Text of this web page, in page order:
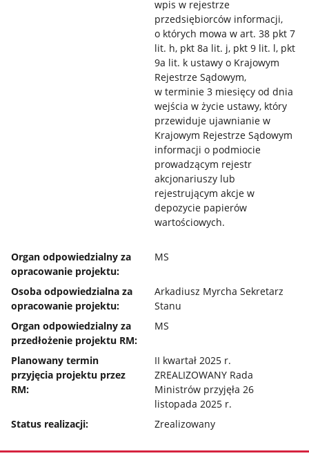
wpis w rejestrze
przedsiębiorców informacji,
o których mowa w art. 38 pkt 7
lit. h, pkt 8a lit. j, pkt 9 lit. l, pkt
9a lit. k ustawy o Krajowym
Rejestrze Sądowym,
w terminie 3 miesięcy od dnia
wejścia w życie ustawy, który
przewiduje ujawnianie w
Krajowym Rejestrze Sądowym
informacji o podmiocie
prowadzącym rejestr
akcjonariuszy lub
rejestrującym akcje w
depozycie papierów
wartościowych.
Organ odpowiedzialny za
opracowanie projektu:
MS
Osoba odpowiedzialna za
opracowanie projektu:
Arkadiusz Myrcha Sekretarz
Stanu
Organ odpowiedzialny za
przedłożenie projektu RM:
MS
Planowany termin
przyjęcia projektu przez
RM:
II kwartał 2025 r.
ZREALIZOWANY Rada
Ministrów przyjęła 26
listopada 2025 r.
Status realizacji:
Zrealizowany